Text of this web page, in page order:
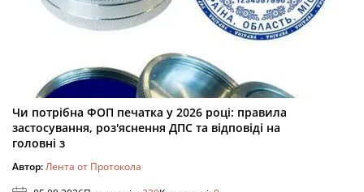
Чи потрібна ФОП печатка у 2026 році: правила
застосування, роз'яснення ДПС та відповіді на
головні з
Автор:Лента от Протокола